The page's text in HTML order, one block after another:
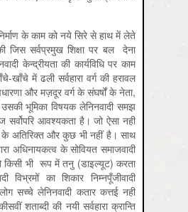
के काम को नये सिरे से हाथ में लेते
जिस सर्वप्रमुख शिक्षा पर बल देना
केन्द्रीयता की कार्यविधि पर काम
खाँचे में ढली सर्वहारा वर्ग की हरावल
और मज़दूर वर्ग के संघर्षों के नेता,
उसकी भूमिका विषयक लेनिनवादी समझ
आवश्यकता है। जो ऐसा नहीं
के अतिरिक्त और कुछ भी नहीं है। साथ
अधिनायकत्व के सोवियत समाजवादी
किसी भी रूप में तनु (डाइल्यूट) करता
का शिकार निम्नपूँजीवादी
सच्चे लेनिनवादी कतार कत्तई नहीं
शताब्दी की नयी सर्वहारा क्रान्ति